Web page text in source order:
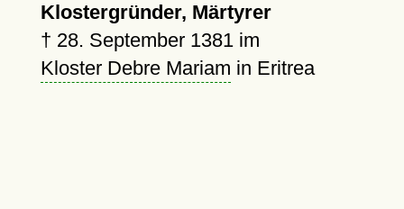
Klostergründer, Märtyrer
† 28. September 1381im
Kloster Debre Mariam in Eritrea